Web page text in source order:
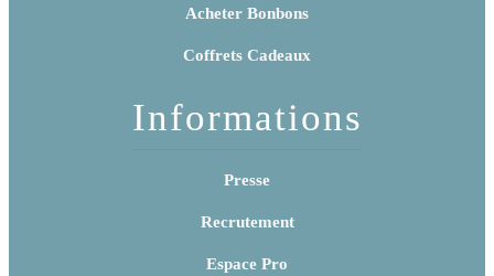
Acheter Bonbons
Coffrets Cadeaux
Informations
Presse
Recrutement
Espace Pro